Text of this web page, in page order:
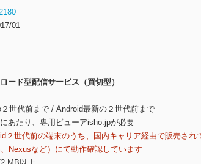
01
ード型配信サービス（買切型）
世代前まで / Android最新の２世代前まで
あたり、専用ビューアisho.jpが必要
２世代前の端末のうち、国内キャリア経由で販売され
Nexusなど）にて動作確認しています